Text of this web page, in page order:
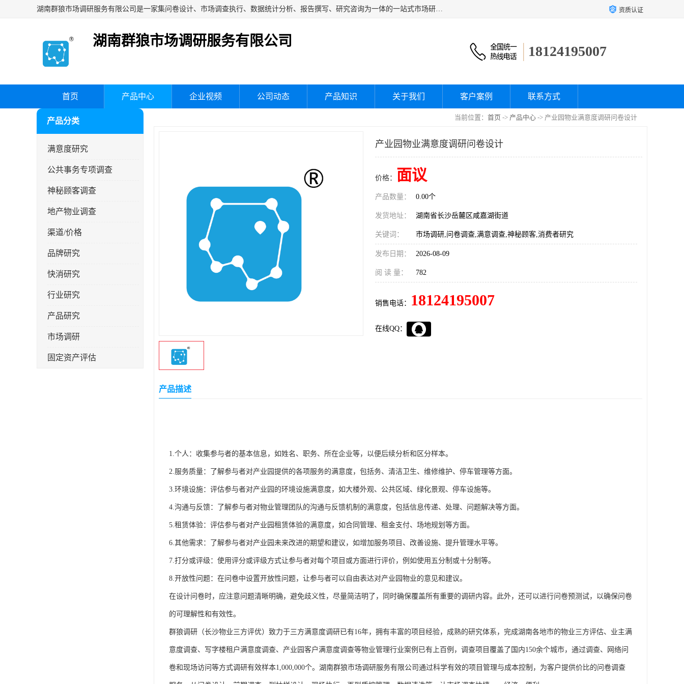
湖南群狼市场调研服务有限公司是一家集问卷设计、市场调查执行、数据统计分析、报告撰写、研究咨询为一体的一站式市场研究服务机构，主要服务：市场调研、三方评估、满意度研究、快消研究、地产物业调查、品牌研究、神秘顾客调查、行业研究、产品研究、公共事务专项调查等。 资质认证
湖南群狼市场调研服务有限公司
18124195007
首页 产品中心 企业视频 公司动态 产品知识 关于我们 客户案例 联系方式
当前位置： 首页 -> 产品中心 -> 产业园物业满意度调研问卷设计
产品分类
满意度研究
公共事务专项调查
神秘顾客调查
地产物业调查
渠道/价格
品牌研究
快消研究
行业研究
产品研究
市场调研
固定资产评估
产业园物业满意度调研问卷设计
价格： 面议
产品数量： 0.00个
发货地址： 湖南省长沙岳麓区咸嘉湖街道
关键词： 市场调研,问卷调查,满意调查,神秘顾客,消费者研究
发布日期： 2026-08-09
阅 读 量： 782
销售电话： 18124195007
在线QQ：
产品描述
1.个人：收集参与者的基本信息，如姓名、职务、所在企业等，以便后续分析和区分样本。
2.服务质量：了解参与者对产业园提供的各项服务的满意度，包括务、清洁卫生、维修维护、停车管理等方面。
3.环境设施：评估参与者对产业园的环境设施满意度，如大楼外观、公共区域、绿化景观、停车设施等。
4.沟通与反馈：了解参与者对物业管理团队的沟通与反馈机制的满意度，包括信息传递、处理、问题解决等方面。
5.租赁体验：评估参与者对产业园租赁体验的满意度，如合同管理、租金支付、场地规划等方面。
6.其他需求：了解参与者对产业园未来改进的期望和建议，如增加服务项目、改善设施、提升管理水平等。
7.打分或评级：使用评分或评级方式让参与者对每个项目或方面进行评价，例如使用五分制或十分制等。
8.开放性问题：在问卷中设置开放性问题，让参与者可以自由表达对产业园物业的意见和建议。
在设计问卷时，应注意问题清晰明确，避免歧义性，尽量简洁明了，同时确保覆盖所有重要的调研内容。此外，还可以进行问卷预测试，以确保问卷
的可理解性和有效性。
群狼调研（长沙物业三方评优）致力于三方满意度调研已有16年，拥有丰富的项目经验，成熟的研究体系，完成湖南各地市的物业三方评估、业主满
意度调查、写字楼租户满意度调查、产业园客户满意度调查等物业管理行业案例已有上百例，调查项目覆盖了国内150余个城市，通过调查、网络问
卷和现场访问等方式调研有效样本1,000,000个。湖南群狼市场调研服务有限公司通过科学有效的项目管理与成本控制，为客户提供价比的问卷调查